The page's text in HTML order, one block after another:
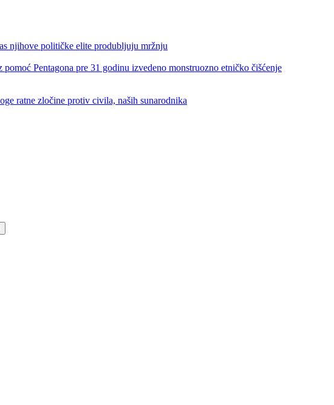
njihove političke elite produbljuju mržnju
Pentagona pre 31 godinu izvedeno monstruozno etničko čišćenje
ratne zločine protiv civila, naših sunarodnika